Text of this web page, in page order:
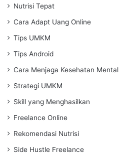
Nutrisi Tepat
Cara Adapt Uang Online
Tips UMKM
Tips Android
Cara Menjaga Kesehatan Mental
Strategi UMKM
Skill yang Menghasilkan
Freelance Online
Rekomendasi Nutrisi
Side Hustle Freelance